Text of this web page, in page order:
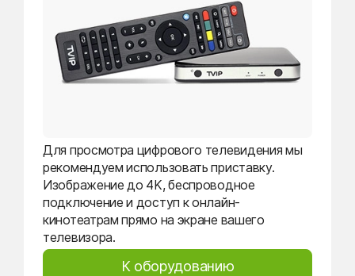
Для просмотра цифрового телевидения мы
рекомендуем использовать приставку.
Изображение до 4K, беспроводное
подключение и доступ к онлайн-
кинотеатрам прямо на экране вашего
телевизора.
К оборудованию